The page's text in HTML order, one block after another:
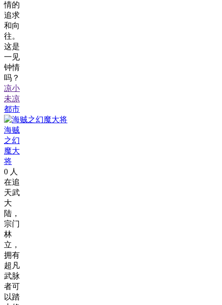
情的
追求
和向
往。
这是
一见
钟情
吗？
凉小
未凉
都市
海贼
之幻
魔大
将
0 人
在追
天武
大
陆，
宗门
林
立，
拥有
超凡
武脉
者可
以踏